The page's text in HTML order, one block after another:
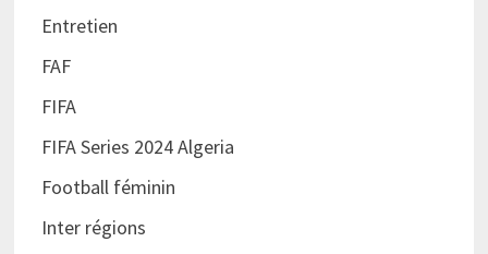
Entretien
FAF
FIFA
FIFA Series 2024 Algeria
Football féminin
Inter régions